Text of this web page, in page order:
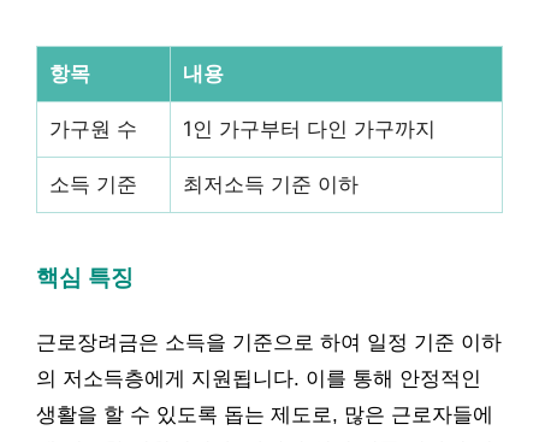
항목 내용
가구원 수 1인 가구부터 다인 가구까지
소득 기준 최저소득 기준 이하
핵심 특징
근로장려금은 소득을 기준으로 하여 일정 기준 이하
의 저소득층에게 지원됩니다. 이를 통해 안정적인
생활을 할 수 있도록 돕는 제도로, 많은 근로자들에